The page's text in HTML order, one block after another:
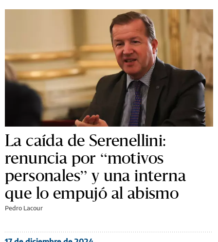
La caída de Serenellini:
renuncia por “motivos
personales” y una interna
que lo empujó al abismo
Pedro Lacour